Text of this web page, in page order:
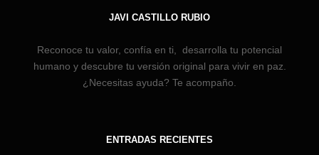
JAVI CASTILLO RUBIO
Reconoce tu valor, confía en ti, desarrolla tu potencial
humano y descubre tu versión original para vivir en paz.
¿Necesitas ayuda? Te acompaño.
ENTRADAS RECIENTES